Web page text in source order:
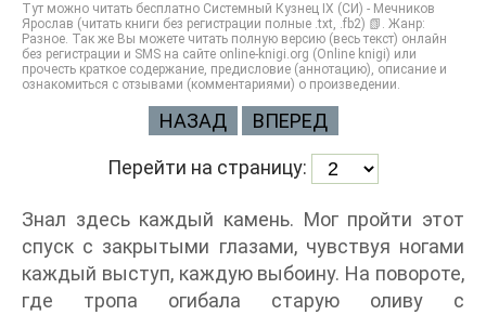
Тут можно читать бесплатно Системный Кузнец IX (СИ) - Мечников
Ярослав (читать книги без регистрации полные .txt, .fb2) 📗. Жанр:
Разное. Так же Вы можете читать полную версию (весь текст) онлайн
без регистрации и SMS на сайте online-knigi.org (Online knigi) или
прочесть краткое содержание, предисловие (аннотацию), описание и
ознакомиться с отзывами (комментариями) о произведении.
НАЗАД ВПЕРЕД
Перейти на страницу:
Знал здесь каждый камень. Мог пройти этот
спуск с закрытыми глазами, чувствуя ногами
каждый выступ, каждую выбоину. На повороте,
где тропа огибала старую оливу с